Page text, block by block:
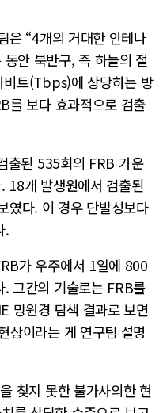
은 “4개의 거대한 안테나
안 북반구, 즉 하늘의 절
비트(Tbps)에 상당하는 방
를 보다 효과적으로 검출
출된 535회의 FRB 가운
18개 발생원에서 검출된
였다. 이 경우 단발성보다
.
가 우주에서 1일에 800
그간의 기술로는 FRB를
망원경 탐색 결과로 보면
상이라는 게 연구팀 설명
찾지 못한 불가사의한 현